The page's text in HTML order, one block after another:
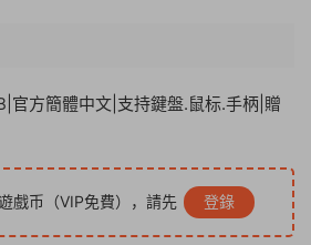
官方簡體中文|支持鍵盤.鼠标.手柄|贈
戲币（VIP免費），請先 登錄